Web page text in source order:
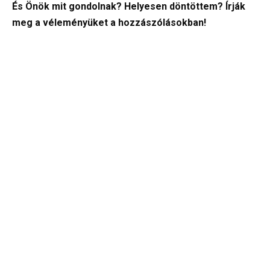
És Önök mit gondolnak? Helyesen döntöttem? Írják
meg a véleményüket a hozzászólásokban!